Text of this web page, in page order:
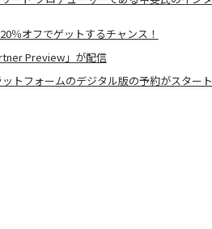
％オフでゲットするチャンス！
Preview」が配信
トフォームのデジタル版の予約がスタート